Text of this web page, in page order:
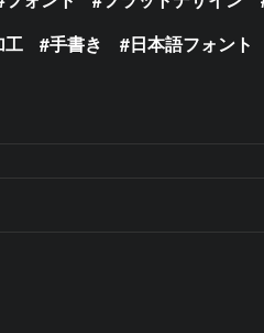
工 手書き 日本語フォント